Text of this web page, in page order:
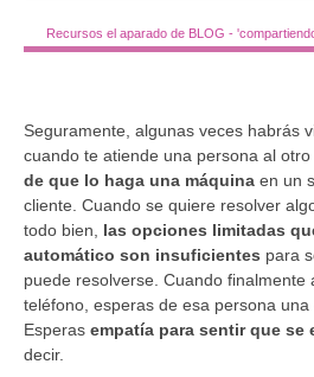
Recursos el aparado de BLOG -
Seguramente, algunas veces habrás
cuando te atiende una persona al
de que lo haga una máquina en un
cliente. Cuando se quiere resolver
todo bien, las opciones limitadas
automático son insuficientes para
puede resolverse. Cuando finalmente
teléfono, esperas de esa persona una
Esperas empatía para sentir que se
decir.